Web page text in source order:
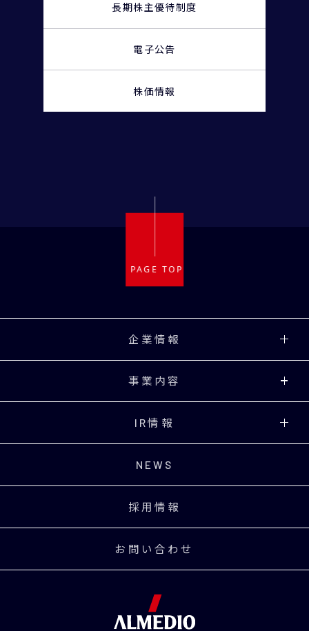
長期株主優待制度
電子公告
株価情報
企業情報
事業内容
IR情報
NEWS
採用情報
お問い合わせ